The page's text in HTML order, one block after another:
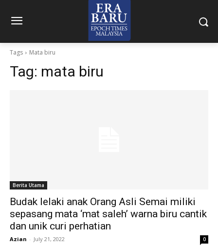
Tags Mata biru
Tag: mata biru
Berita Utama
Budak lelaki anak Orang Asli Semai miliki
sepasang mata ‘mat saleh’ warna biru cantik
dan unik curi perhatian
Azian - July 21, 2022 0